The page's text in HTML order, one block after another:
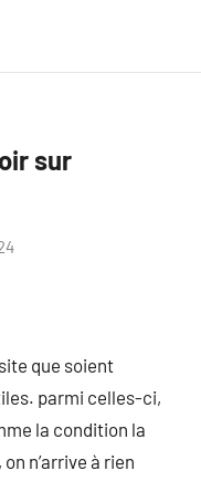
sur
que soient
parmi celles-ci,
la condition la
n’arrive à rien